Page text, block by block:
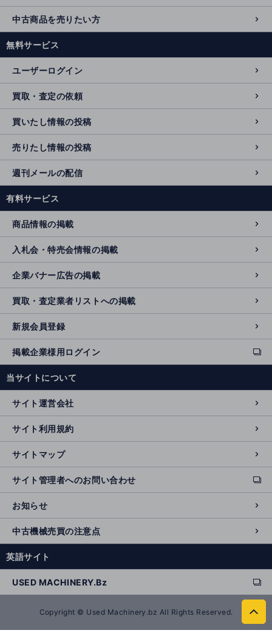
中古商品を売りたい方
無料サービス
ユーザーログイン
買取・査定の依頼
買いたし情報の投稿
売りたし情報の投稿
週刊メールの配信
有料サービス
商品情報の掲載
入札会・特売会情報の掲載
企業バナー広告の掲載
買取・査定業者リストへの掲載
新規会員登録
掲載企業様用ログイン
ext
e
n
al
si
t
e
当サイトについて
サイト運営会社
サイト利用規約
サイトマップ
サイト管理者へのお問い合わせ
ext
e
r
n
al
si
e
お知らせ
中古機械売買の注意点
英語サイト
USED MACHINERY.Bz
ext
e
r
n
Copyright © Used Machinery.bz All Rights Reserved.
to
p